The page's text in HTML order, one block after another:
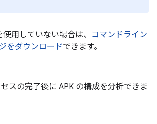
用していない場合は、 コマンドライン
をダウンロードできます。
スの完了後に APK の構成を分析できま